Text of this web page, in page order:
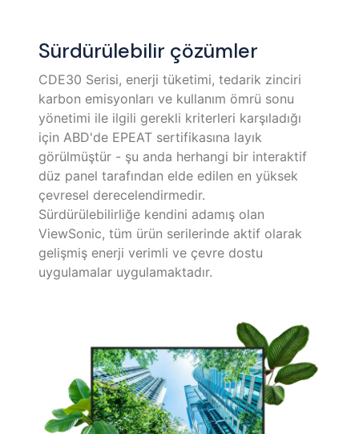
Sürdürülebilir çözümler
CDE30 Serisi, enerji tüketimi, tedarik zinciri
karbon emisyonları ve kullanım ömrü sonu
yönetimi ile ilgili gerekli kriterleri karşıladığı
için ABD'de EPEAT sertifikasına layık
görülmüştür - şu anda herhangi bir interaktif
düz panel tarafından elde edilen en yüksek
çevresel derecelendirmedir. ​
Sürdürülebilirliğe kendini adamış olan
ViewSonic, tüm ürün serilerinde aktif olarak
gelişmiş enerji verimli ve çevre dostu
uygulamalar uygulamaktadır.